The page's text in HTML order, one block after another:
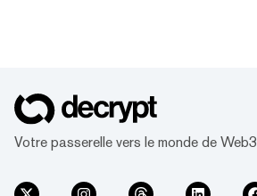
Votre passerelle vers le monde de Web3